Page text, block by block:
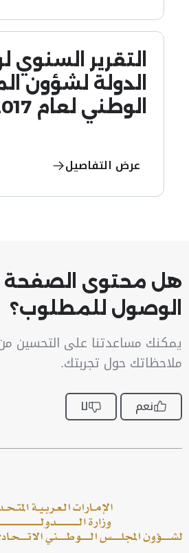
التقرير السنوي
الدولة لشؤون
الوطني لعام 2017
عرض التفاصيل
هل محتوى
الوصول للمطلوب؟
يمكنك مساعدتنا على التحسين
ملاحظاتك حول تجربتك.
نعم لا